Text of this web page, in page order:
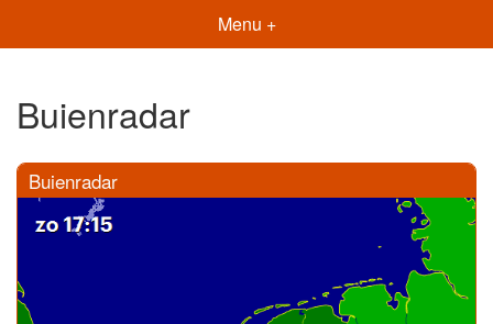
Menu +
Buienradar
Buienradar